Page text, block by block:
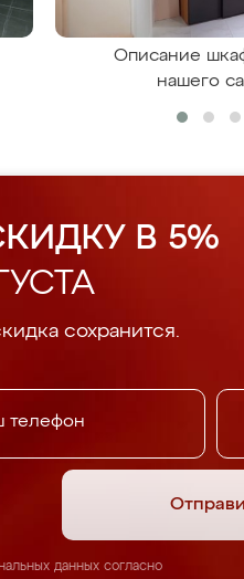
Описание
нашего
В 5%
сохранится.
данных согласно